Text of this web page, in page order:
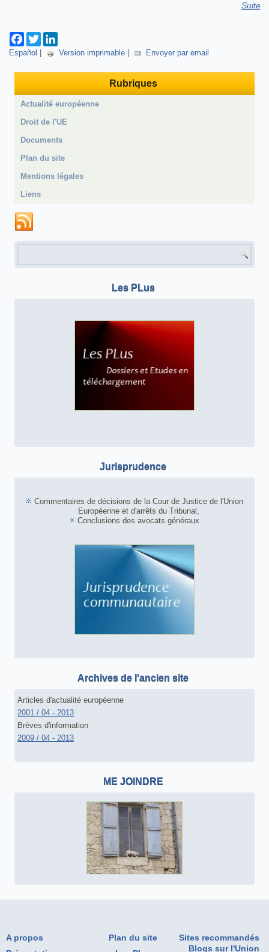
Suite
Facebook
Twitter
Español Version imprimable| Envoyer par email
Rubriques
Actualité européenne
Droit de l'UE
Documents
Plan du site
Mentions légales
Liens
Les PLus
Jurisprudence
Commentaires de décisions de la Cour de Justice de l'Union
Européenne et d'arrêts du Tribunal,
Conclusions des avocats généraux
Archives de l'ancien site
Articles d'actualité européenne
2001 / 04 - 2013
Brèves d'information
2009 / 04 - 2013
ME JOINDRE
A propos Plan du site
Sites recommandés
Blogs sur l'Union